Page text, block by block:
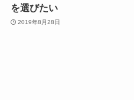
を選びたい
2019年8月28日